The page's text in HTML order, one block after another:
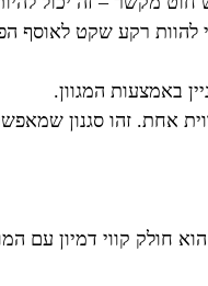
להוות רקע שקט
באמצעות המגוון.
אחת. זהו סגנון